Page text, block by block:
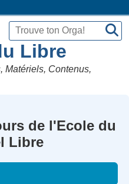
Libre
Matériels, Contenus,
de l'Ecole du
Libre